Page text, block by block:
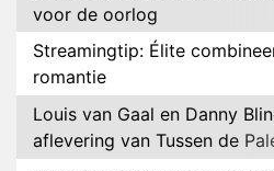
voor de oorlog
Streamingtip: Élite
romantie
Louis van Gaal en Danny
aflevering van Tussen de